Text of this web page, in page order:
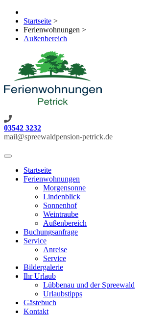
Startseite >
Ferienwohnungen >
Außenbereich
03542 3232
mail@spreewaldpension-petrick.de
Toggle
navigationStartseite
Ferienwohnungen
Morgensonne
Lindenblick
Sonnenhof
Weintraube
Außenbereich
Buchungsanfrage
Service
Anreise
Service
Bildergalerie
Ihr Urlaub
Lübbenau und der Spreewald
Urlaubstipps
Gästebuch
Kontakt